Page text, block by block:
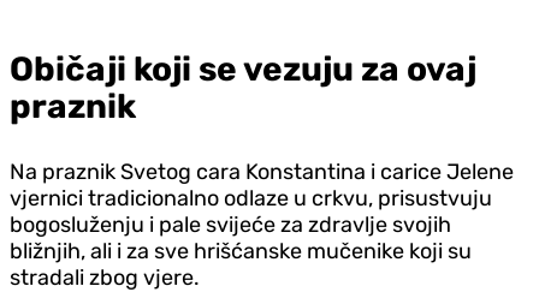
Običaji koji se vezuju za ovaj
praznik
Na praznik Svetog cara Konstantina i carice Jelene
vjernici tradicionalno odlaze u crkvu, prisustvuju
bogosluženju i pale svijeće za zdravlje svojih
bližnjih, ali i za sve hrišćanske mučenike koji su
stradali zbog vjere.